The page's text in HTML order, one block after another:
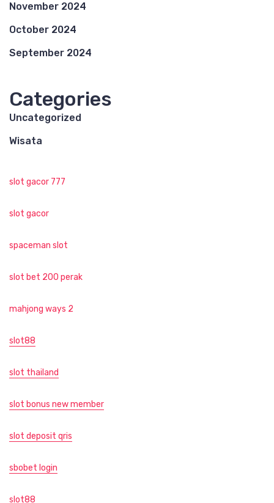
November 2024
October 2024
September 2024
Categories
Uncategorized
Wisata
slot gacor 777
slot gacor
spaceman slot
slot bet 200 perak
mahjong ways 2
slot88
slot thailand
slot bonus new member
slot deposit qris
sbobet login
slot88